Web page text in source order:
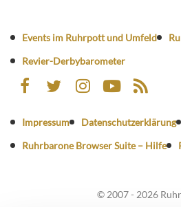
Events im Ruhrpott und Umfeld
Revier-Derbybarometer
Impressum Datenschutzerklärung
Ruhrbarone Browser Suite – Hilfe
© 2007 - 2026